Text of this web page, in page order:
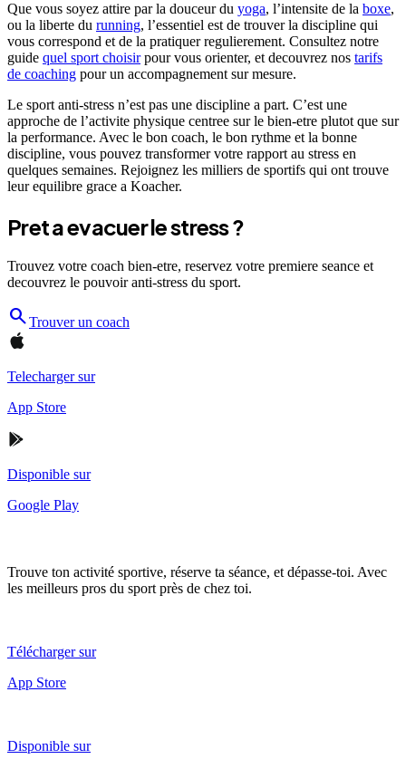
Que vous soyez attire par la douceur du yoga, l’intensite de la boxe,
ou la liberte du running, l’essentiel est de trouver la discipline qui
vous correspond et de la pratiquer regulierement. Consultez notre
guide quel sport choisir pour vous orienter, et decouvrez nos tarifs
de coaching pour un accompagnement sur mesure.
Le sport anti-stress n’est pas une discipline a part. C’est une
approche de l’activite physique centree sur le bien-etre plutot que sur
la performance. Avec le bon coach, le bon rythme et la bonne
discipline, vous pouvez transformer votre rapport au stress en
quelques semaines. Rejoignez les milliers de sportifs qui ont trouve
leur equilibre grace a Koacher.
Pret a evacuer le stress ?
Trouvez votre coach bien-etre, reservez votre premiere seance et
decouvrez le pouvoir anti-stress du sport.
searchTrouver un coach
Telecharger sur
App Store
Disponible sur
Google Play
Trouve ton activité sportive, réserve ta séance, et dépasse-toi. Avec
les meilleurs pros du sport près de chez toi.
Télécharger sur
App Store
Disponible sur